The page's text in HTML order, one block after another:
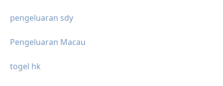
pengeluaran sdy
Pengeluaran Macau
togel hk